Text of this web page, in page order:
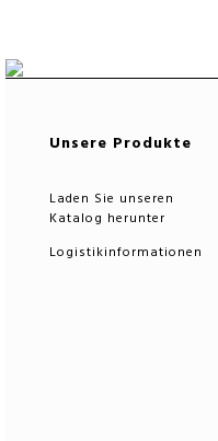
Unsere Produkte
Laden Sie unseren
Katalog herunter
Logistikinformationen